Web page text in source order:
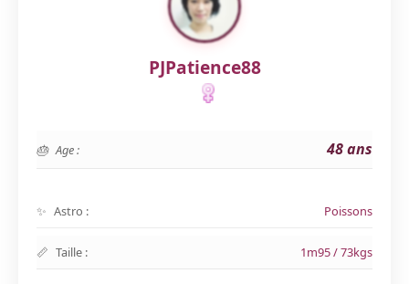
PJPatience88
Age : 48 ans
Astro : Poissons
Taille : 1m95 / 73kgs